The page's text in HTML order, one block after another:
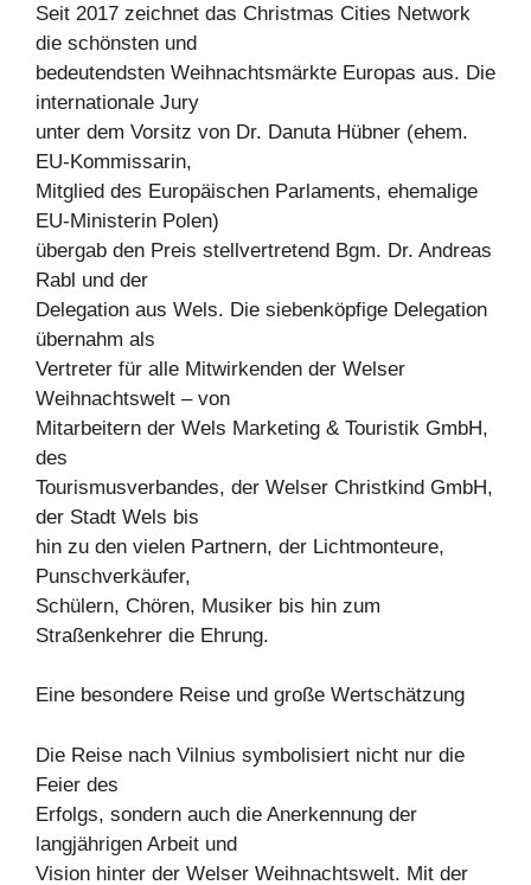
Seit 2017 zeichnet das Christmas Cities Network
die schönsten und
bedeutendsten Weihnachtsmärkte Europas aus. Die
internationale Jury
unter dem Vorsitz von Dr. Danuta Hübner (ehem.
EU-Kommissarin,
Mitglied des Europäischen Parlaments, ehemalige
EU-Ministerin Polen)
übergab den Preis stellvertretend Bgm. Dr. Andreas
Rabl und der
Delegation aus Wels. Die siebenköpfige Delegation
übernahm als
Vertreter für alle Mitwirkenden der Welser
Weihnachtswelt – von
Mitarbeitern der Wels Marketing & Touristik GmbH,
des
Tourismusverbandes, der Welser Christkind GmbH,
der Stadt Wels bis
hin zu den vielen Partnern, der Lichtmonteure,
Punschverkäufer,
Schülern, Chören, Musiker bis hin zum
Straßenkehrer die Ehrung.
Eine besondere Reise und große Wertschätzung
Die Reise nach Vilnius symbolisiert nicht nur die
Feier des
Erfolgs, sondern auch die Anerkennung der
langjährigen Arbeit und
Vision hinter der Welser Weihnachtswelt. Mit der